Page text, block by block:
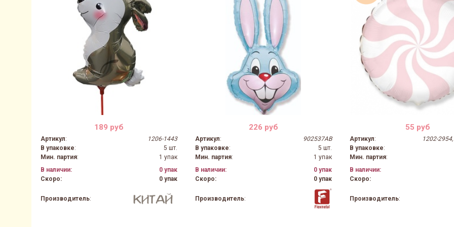
189 руб
Артикул:
1206-1443
В упаковке:
5 шт.
Мин. партия:
1 упак
В наличии:
0 упак
Скоро:
0 упак
Производитель:
226 руб
Артикул:
902537AB
В упаковке:
5 шт.
Мин. партия:
1 упак
В наличии:
0 упак
Скоро:
0 упак
Производитель:
55 руб
Артикул:
1202-
В упаковке:
Мин. партия:
В наличии:
Скоро:
Производитель: